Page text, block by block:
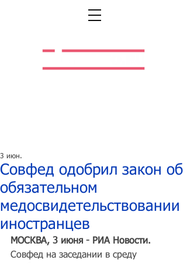
Совфед одобрил закон об
обязательном
медосвидетельствовании
иностранцев
3 июн.
МОСКВА, 3 июня - РИА Новости.
Совфед на заседании в среду